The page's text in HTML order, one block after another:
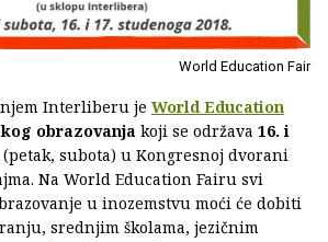
World Education Fair
Interliberu je World Education
obrazovanja koji se održava 16. i
(petak, subota) u Kongresnoj dvorani
Na World Education Fairu svi
u inozemstvu moći će dobiti
srednjim školama, jezičnim